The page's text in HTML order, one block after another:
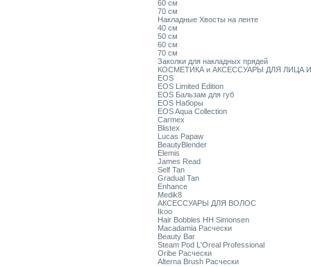
60 см
70 см
Накладные Хвосты на ленте
40 см
50 см
60 см
70 см
Заколки для накладных прядей
КОСМЕТИКА и АКСЕССУАРЫ ДЛЯ ЛИЦА
EOS
EOS Limited Edition
EOS Бальзам для губ
EOS Наборы
EOS Aqua Collection
Carmex
Blistex
Lucas Papaw
BeautyBlender
Elemis
James Read
Self Tan
Gradual Tan
Enhance
Medik8
АКСЕССУАРЫ ДЛЯ ВОЛОС
Ikoo
Hair Bobbles HH Simonsen
Macadamia Расчески
Beauty Bar
Steam Pod L'Oreal Professional
Oribe Расчески
Alterna Brush Расчески